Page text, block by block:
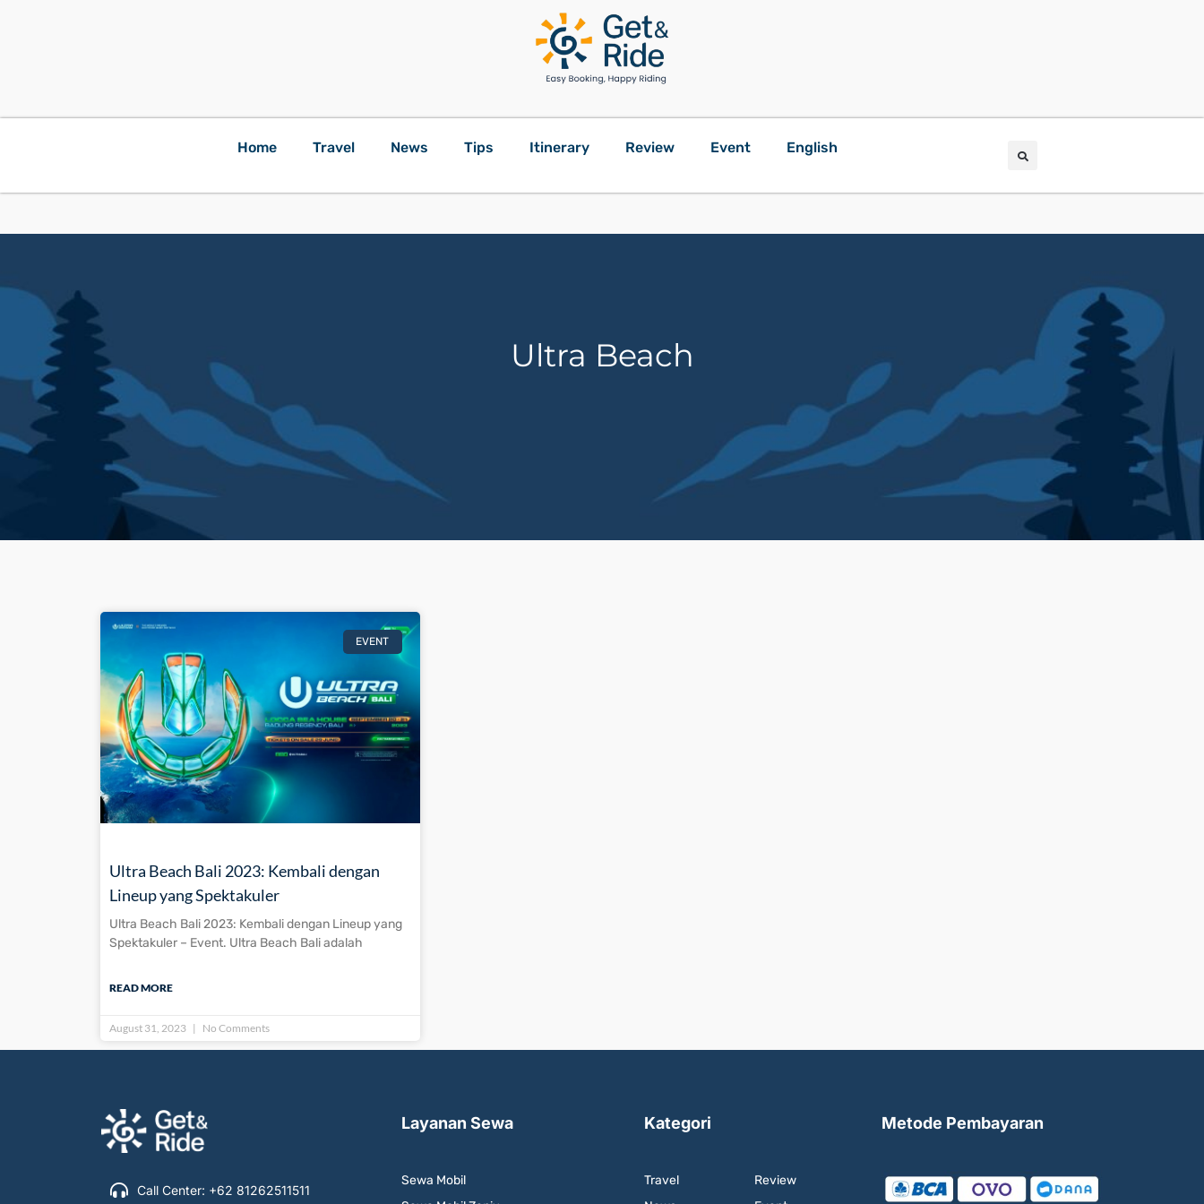
Home Travel News Tips Itinerary Review Event English
Ultra Beach
EVENT
Ultra Beach Bali 2023: Kembali dengan
Lineup yang Spektakuler
Ultra Beach Bali 2023: Kembali dengan Lineup yang
Spektakuler – Event. Ultra Beach Bali adalah
READ MORE
August 31, 2023 No Comments
Call Center: +62 81262511511
Layanan Sewa
Sewa Mobil
Kategori
Travel
Review
Metode Pembayaran